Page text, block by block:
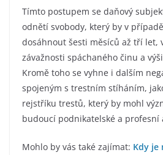
Tímto postupem se daňový
odnětí svobody, který by v
dosáhnout šesti měsíců až tří let,
závažnosti spáchaného činu a
Kromě toho se vyhne i dalším
spojeným s trestním stíháním,
rejstříku trestů, který by mohl
budoucí podnikatelské a profesní
Mohlo by vás také zajímat: Kdy je